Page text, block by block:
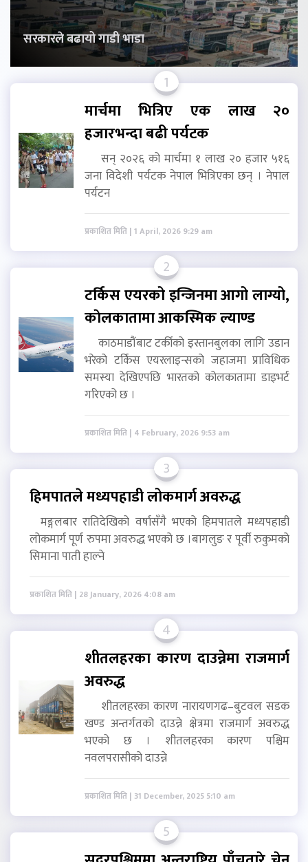
सरकारले बढायो गाडी भाडा
1
मार्चमा भित्रिए एक लाख २०
हजारभन्दा बढी पर्यटक
सन् २०२६ को मार्चमा १ लाख २० हजार ५१६
जना विदेशी पर्यटक नेपाल भित्रिएका छन् । नेपाल
पर्यटन
प्रकाशित मिति | 1 April, 2026 9:29 am
2
टर्किस एयरको इन्जिनमा आगो लाग्यो,
काेलकातामा आकस्मिक ल्याण्ड
काठमाडौंबाट टर्कीको इस्तानबुलका लागि उडान
भरेको टर्किस एयरलाइन्सको जहाजमा प्राविधिक
समस्या देखिएपछि भारतको कोलकातामा डाइभर्ट
गरिएको छ ।
प्रकाशित मिति | 4 February, 2026 9:53 am
3
हिमपातले मध्यपहाडी लोकमार्ग अवरुद्ध
मङ्गलबार रातिदेखिको वर्षासँगै भएको हिमपातले मध्यपहाडी
लोकमार्ग पूर्ण रुपमा अवरुद्ध भएको छ ।बागलुङ र पूर्वी रुकुमको
सिमाना पाती हाल्ने
प्रकाशित मिति | 28 January, 2026 4:08 am
4
शीतलहरका कारण दाउन्नेमा राजमार्ग
अवरुद्ध
शीतलहरका कारण नारायणगढ–बुटवल सडक
खण्ड अन्तर्गतको दाउन्ने क्षेत्रमा राजमार्ग अवरुद्ध
भएको छ । शीतलहरका कारण पश्चिम
नवलपरासीको दाउन्ने
प्रकाशित मिति | 31 December, 2025 5:10 am
5